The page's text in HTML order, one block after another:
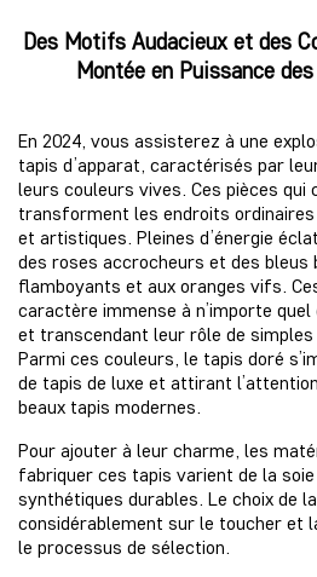
Des Motifs Audacieux et des
Montée en Puissance
En 2024, vous assisterez à une
tapis d’apparat, caractérisés par
leurs couleurs vives. Ces pièces qui
transforment les endroits
et artistiques. Pleines d’énergie
des roses accrocheurs et des bleus
flamboyants et aux oranges vifs.
caractère immense à n’importe
et transcendant leur rôle de
Parmi ces couleurs, le tapis doré
de tapis de luxe et attirant
beaux tapis modernes.
Pour ajouter à leur charme, les
fabriquer ces tapis varient de la
synthétiques durables. Le choix de
considérablement sur le toucher et
le processus de sélection.